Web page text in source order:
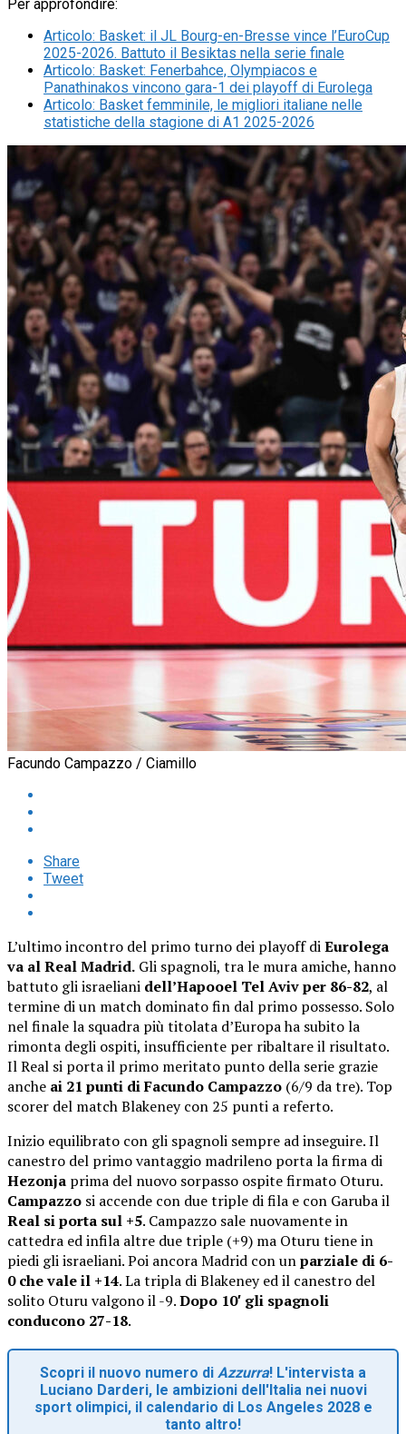
Per approfondire:
Articolo: Basket: il JL Bourg-en-Bresse vince l’EuroCup
2025-2026. Battuto il Besiktas nella serie finale
Articolo: Basket: Fenerbahce, Olympiacos e
Panathinakos vincono gara-1 dei playoff di Eurolega
Articolo: Basket femminile, le migliori italiane nelle
statistiche della stagione di A1 2025-2026
Facundo Campazzo / Ciamillo
Share
Tweet
L’ultimo incontro del primo turno dei playoff diEurolega
va al Real Madrid. Gli spagnoli, tra le mura amiche, hanno
battuto gli israeliani dell’Hapooel Tel Aviv per 86-82, al
termine di un match dominato fin dal primo possesso. Solo
nel finale la squadra più titolata d’Europa ha subito la
rimonta degli ospiti, insufficiente per ribaltare il risultato.
Il Real si porta il primo meritato punto della serie grazie
anche ai 21 punti di Facundo Campazzo (6/9 da tre). Top
scorer del match Blakeney con 25 punti a referto.
Inizio equilibrato con gli spagnoli sempre ad inseguire. Il
canestro del primo vantaggio madrileno porta la firma di
Hezonja prima del nuovo sorpasso ospite firmato Oturu.
Campazzo si accende con due triple di fila e con Garuba il
Real si porta sul +5. Campazzo sale nuovamente in
cattedra ed infila altre due triple (+9) ma Oturu tiene in
piedi gli israeliani. Poi ancora Madrid con unparziale di 6-
0 che vale il +14. La tripla di Blakeney ed il canestro del
solito Oturu valgono il -9.Dopo 10′ gli spagnoli
conducono 27-18.
Scopri il nuovo numero di Azzurra! L'intervista a
Luciano Darderi, le ambizioni dell'Italia nei nuovi
sport olimpici, il calendario di Los Angeles 2028 e
tanto altro!